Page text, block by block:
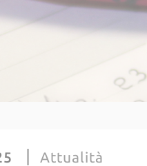
Attualità